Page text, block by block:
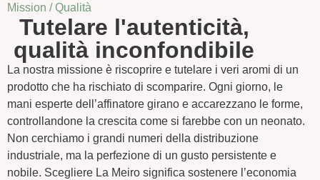
Mission / Qualità
Tutelare l'autenticità,
qualità inconfondibile
La nostra missione è riscoprire e tutelare i veri aromi di un
prodotto che ha rischiato di scomparire. Ogni giorno, le
mani esperte dell’affinatore girano e accarezzano le forme,
controllandone la crescita come si farebbe con un neonato.
Non cerchiamo i grandi numeri della distribuzione
industriale, ma la perfezione di un gusto persistente e
nobile. Scegliere La Meiro significa sostenere l’economia